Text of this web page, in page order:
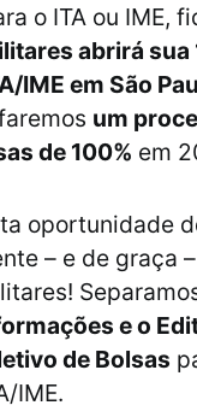
o ITA ou IME,
abrirá sua
IME em São
um
de 100% em
oportunidade
– e de graça
e o
de Bolsas
IME.